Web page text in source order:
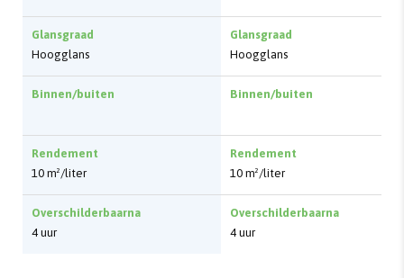
Glansgraad
Hoogglans
Binnen/buiten
Rendement
10 m²/liter
Overschilderbaarna
4 uur
Glansgraad
Hoogglans
Binnen/buiten
Rendement
10 m²/liter
Overschilderbaarna
4 uur